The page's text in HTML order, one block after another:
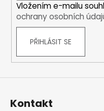
Vložením e-mailu
ochrany osobních
PŘIHLÁSIT SE
Kontakt